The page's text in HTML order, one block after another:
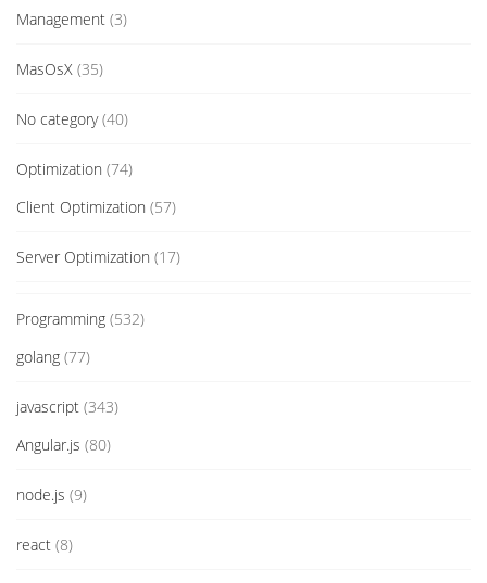
Management (3)
MasOsX (35)
No category(40)
Optimization (74)
Client Optimization (57)
Server Optimization (17)
Programming (532)
golang (77)
javascript (343)
Angular.js (80)
node.js (9)
react (8)